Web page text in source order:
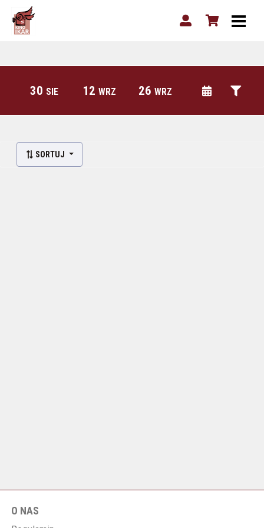
30 SIE 12 WRZ 26 WRZ
SORTUJ
O NAS